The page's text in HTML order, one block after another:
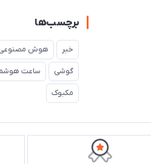
برچسب‌ها
خبر هوش
گوشی ساعت
مکبوک